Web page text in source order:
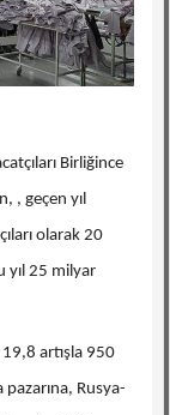
Birliğince
, geçen yıl
olarak 20
yıl 25 milyar
artışla 950
Rusya-